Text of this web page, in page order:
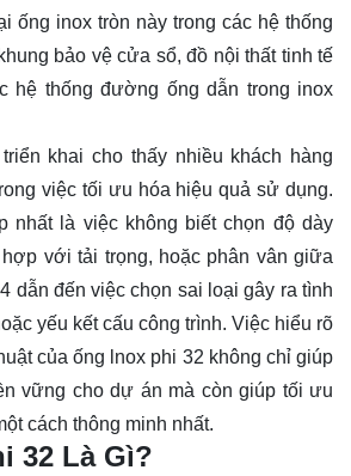
ống inox tròn này trong các hệ thống
bảo vệ cửa sổ, đồ nội thất tinh tế
hệ thống đường ống dẫn trong inox
khai cho thấy nhiều khách hàng
việc tối ưu hóa hiệu quả sử dụng.
nhất là việc không biết chọn độ dày
với tải trọng, hoặc phân vân giữa
dẫn đến việc chọn sai loại gây ra tình
yếu kết cấu công trình. Việc hiểu rõ
của ống lnox phi 32 không chỉ giúp
vững cho dự án mà còn giúp tối ưu
cách thông minh nhất.
32 Là Gì?